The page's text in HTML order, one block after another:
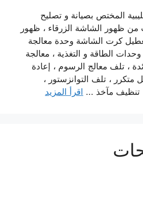
المختص بصيانة و تصليح
من ظهور الشاشة الزرقاء ، ظهور
كرت الشاشة وحدة معالجة
الطاقة و التغذية ، معالجة
، تلف معالج الرسوم ، إعادة
متكرر ، تلف التوانزستور ،
تنظيف مآخذ ... اقرأ المزيد